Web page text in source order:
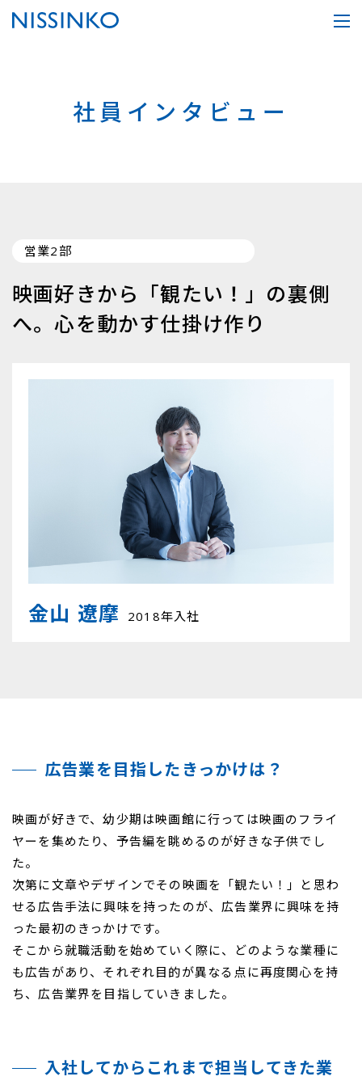
社員インタビュー
営業2部
映画好きから「観たい！」の裏側
へ。心を動かす仕掛け作り
金山 遼摩 2018年入社
広告業を目指したきっかけは？
映画が好きで、幼少期は映画館に行っては映画のフライ
ヤーを集めたり、予告編を眺めるのが好きな子供でし
た。
次第に文章やデザインでその映画を「観たい！」と思わ
せる広告手法に興味を持ったのが、広告業界に興味を持
った最初のきっかけです。
そこから就職活動を始めていく際に、どのような業種に
も広告があり、それぞれ目的が異なる点に再度関心を持
ち、広告業界を目指していきました。
入社してからこれまで担当してきた業